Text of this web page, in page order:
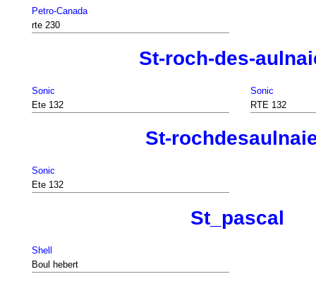
Petro-Canada
rte 230
St-roch-des-
Sonic
Ete 132
Sonic
RTE 132
St-
Sonic
Ete 132
St_pascal
Shell
Boul hebert